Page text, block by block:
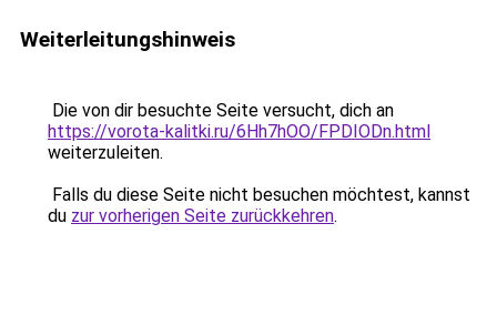
Weiterleitungshinweis
Die von dir besuchte Seite versucht, dich an
https://vorota-kalitki.ru/6Hh7hOO/FPDIODn.html
weiterzuleiten.
Falls du diese Seite nicht besuchen möchtest, kannst
du zur vorherigen Seite zurückkehren.